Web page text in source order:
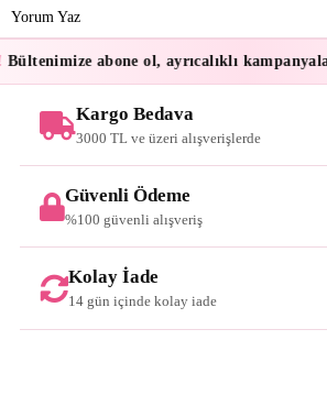
Yorum Yaz
Bültenimize abone ol, ayrıcalıklı
Kargo Bedava
3000 TL ve üzeri alışverişlerde
Güvenli Ödeme
%100 güvenli alışveriş
Kolay İade
14 gün içinde kolay iade